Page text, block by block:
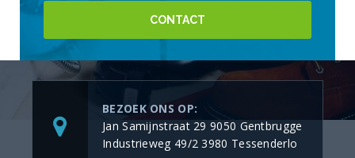
CONTACT
BEZOEK ONS OP:
Jan Samijnstraat 29 9050 Gentbrugge
Industrieweg 49/2 3980 Tessenderlo